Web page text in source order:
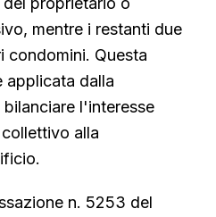
mentre i restanti due
condomini. Questa
applicata dalla
l'interesse
alla
n. 5253 del